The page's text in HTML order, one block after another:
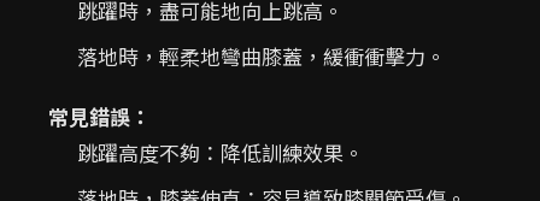
跳躍時，盡可能地向上跳高。
落地時，輕柔地彎曲膝蓋，緩衝衝擊力。
常見錯誤：
跳躍高度不夠：降低訓練效果。